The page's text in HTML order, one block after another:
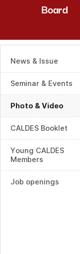
Board
News & Issue
Seminar & Events
Photo & Video
CALDES Booklet
Young CALDES
Members
Job openings